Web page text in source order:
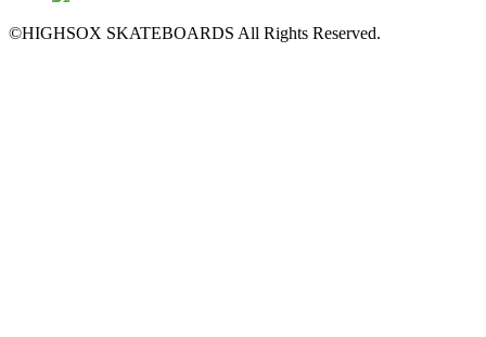
©HIGHSOX SKATEBOARDS All Rights Reserved.